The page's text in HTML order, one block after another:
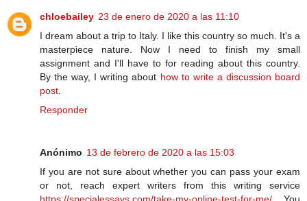
chloebailey 23 de enero de 2020 a las 11:10
I dream about a trip to Italy. I like this country so much. It's a
masterpiece nature. Now I need to finish my small
assignment and I'll have to for reading about this country.
By the way, I writing about how to write a discussion board
post
Responder
Anónimo 13 de febrero de 2020 a las 15:03
If you are not sure about whether you can pass your exam
or not, reach expert writers from this writing service